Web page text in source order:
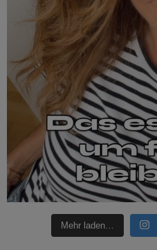
Mehr laden…